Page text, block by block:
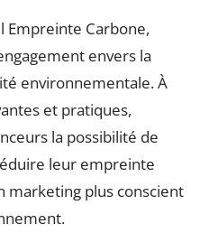
Empreinte Carbone,
envers la
environnementale. À
et pratiques,
la possibilité de
leur empreinte
marketing plus conscient